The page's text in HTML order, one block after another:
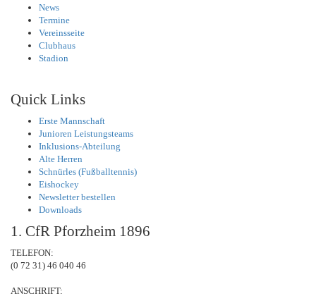
News
Termine
Vereinsseite
Clubhaus
Stadion
Quick Links
Erste Mannschaft
Junioren Leistungsteams
Inklusions-Abteilung
Alte Herren
Schnürles (Fußballtennis)
Eishockey
Newsletter bestellen
Downloads
1. CfR Pforzheim 1896
TELEFON:
(0 72 31) 46 040 46
ANSCHRIFT: